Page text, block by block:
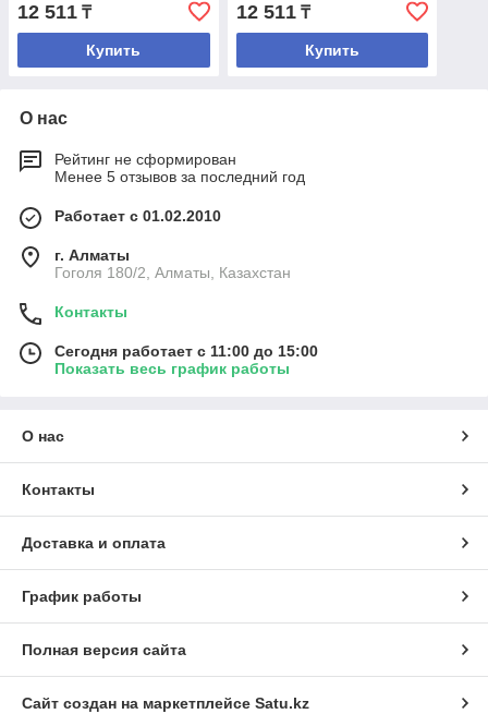
12 511 ₸
Купить
композиционные масла
12 511₸
Купить
О нас
Рейтинг не сформирован
Менее 5 отзывов за последний год
Работает с 01.02.2010
г. Алматы
Гоголя 180/2, Алматы, Казахстан
Контакты
Сегодня работает с 11:00 до 15:00
Показать весь график работы
О нас
Контакты
Доставка и оплата
График работы
Полная версия сайта
Сайт создан на маркетплейсе Satu.kz